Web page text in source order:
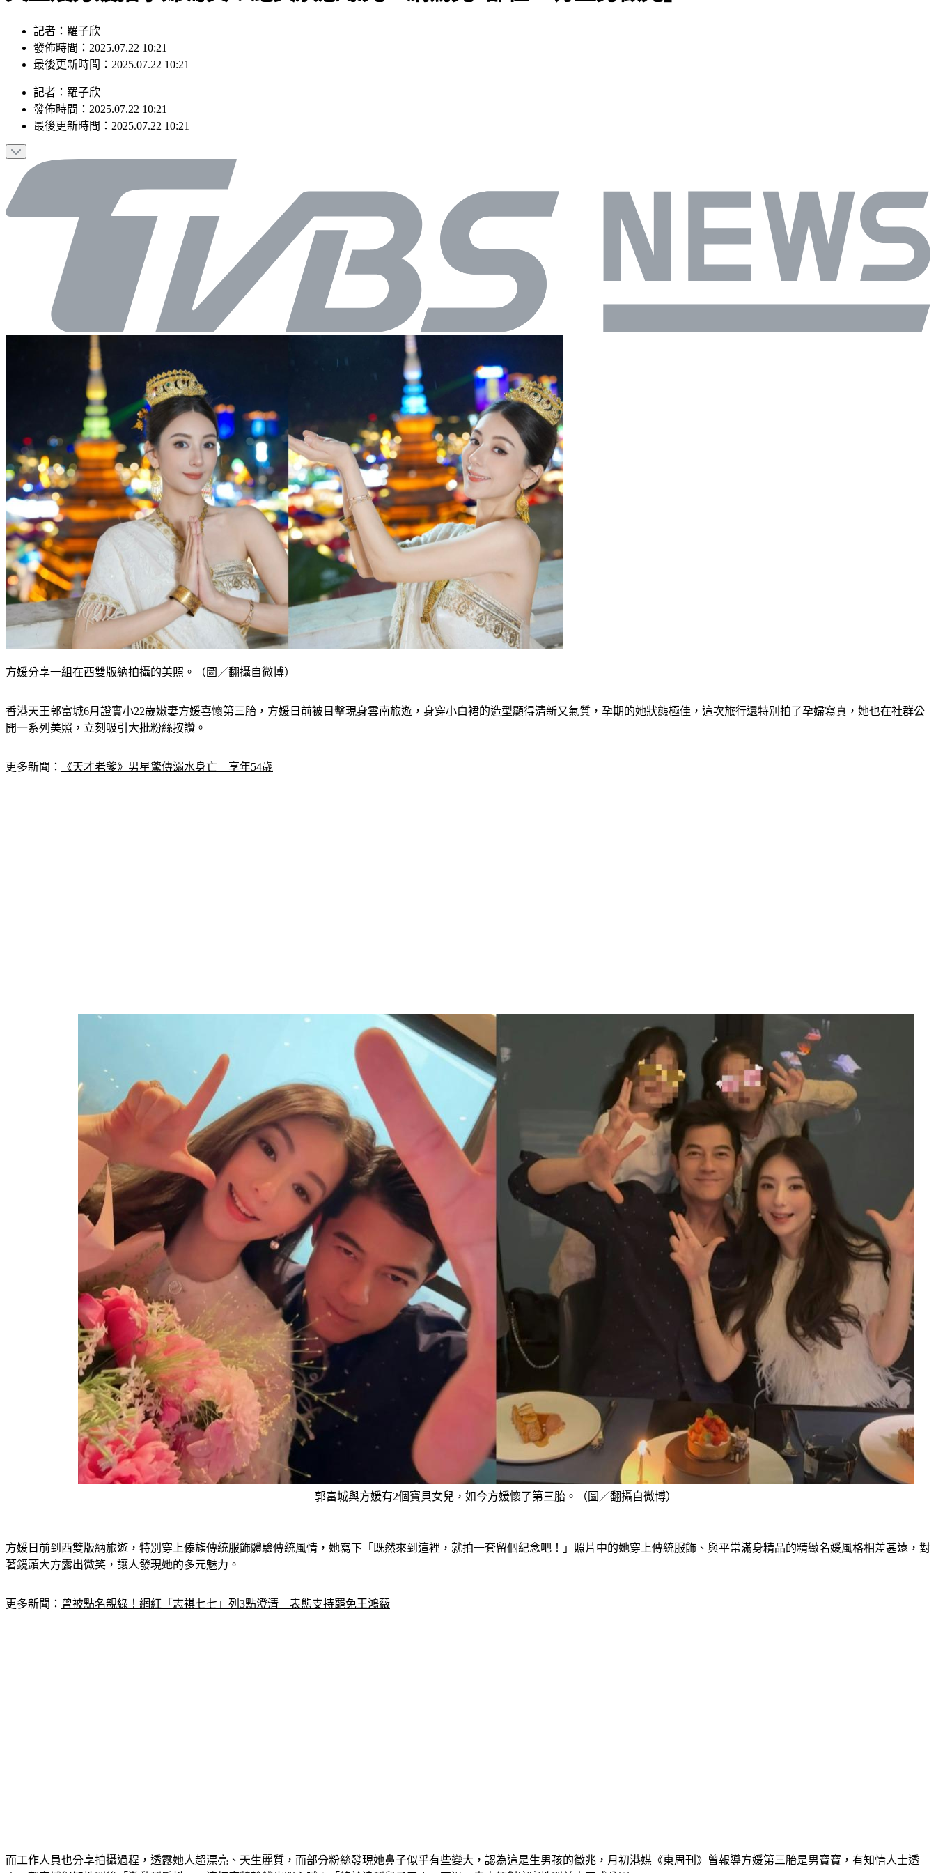
記者：羅子欣
發佈時間：2025.07.22 10:21
最後更新時間：2025.07.22 10:21
記者 ： 羅子欣
發佈時間： 2025.07.22 10:21
最後更新時間： 2025.07.22 10:21
方媛分享一組在西雙版納拍攝的美照。（圖／翻攝自微博）
香港天王郭富城6月證實小22歲嫩妻方媛喜懷第三胎，方媛日前被目擊現身雲南旅遊，身穿小白裙的造型顯得清新又氣質，孕期的她狀態極佳，這次旅行還特別拍了孕婦寫真，她也在社群公
開一系列美照，立刻吸引大批粉絲按讚。
更多新聞： 《天才老爹》男星驚傳溺水身亡　享年54歲
郭富城與方媛有2個寶貝女兒，如今方媛懷了第三胎。（圖／翻攝自微博）
方媛日前到西雙版納旅遊，特別穿上傣族傳統服飾體驗傳統風情，她寫下「既然來到這裡，就拍一套留個紀念吧！」照片中的她穿上傳統服飾、與平常滿身精品的精緻名媛風格相差甚遠，對
著鏡頭大方露出微笑，讓人發現她的多元魅力。
更多新聞： 曾被點名親綠！網紅「志祺七七」列3點澄清　表態支持罷免王鴻薇
而工作人員也分享拍攝過程，透露她人超漂亮、天生麗質，而部分粉絲發現她鼻子似乎有些變大，認為這是生男孩的徵兆，月初港媒《東周刊》曾報導方媛第三胎是男寶寶，有知情人士透